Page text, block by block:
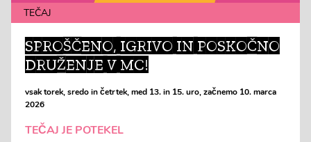
TEČAJ
SPROŠČENO, IGRIVO IN POSKOČNO
DRUŽENJE V MC!
vsak torek, sredo in četrtek, med 13. in 15. uro, začnemo 10. marca
2026
TEČAJ JE POTEKEL